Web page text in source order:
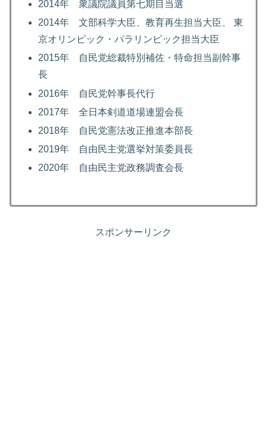
2014年 衆議院議員第七期目当選
2014年 文部科学大臣、教育再生担当大臣、 東
京オリンピック・パラリンピック担当大臣
2015年 自民党総裁特別補佐・特命担当副幹事
長
2016年 自民党幹事長代行
2017年 全日本剣道道場連盟会長
2018年 自民党憲法改正推進本部長
2019年 自由民主党選挙対策委員長
2020年 自由民主党政務調査会長
スポンサーリンク